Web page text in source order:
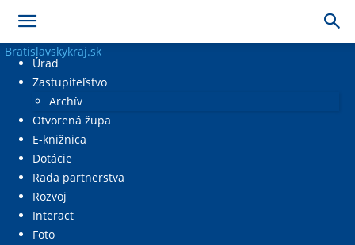
Bratislavskykraj.sk
Úrad
Zastupiteľstvo
Archív
Otvorená župa
E-knižnica
Dotácie
Rada partnerstva
Rozvoj
Interact
Foto